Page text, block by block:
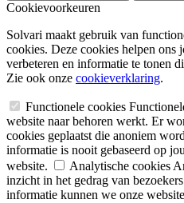
Cookievoorkeuren
Solvari maakt gebruik van
cookies. Deze cookies helpen ons
verbeteren en informatie te tonen
Zie ook onze cookieverklaring.
Functionele cookies
website naar behoren werkt. Er
cookies geplaatst die anoniem
informatie is nooit gebaseerd op
website.
Analytische cookies
inzicht in het gedrag van
informatie kunnen we onze